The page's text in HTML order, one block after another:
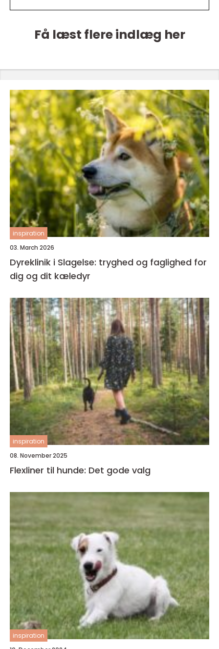
Få læst flere indlæg her
inspiration
03. March 2026
Dyreklinik i Slagelse: tryghed og faglighed for
dig og dit kæledyr
inspiration
08. November 2025
Flexliner til hunde: Det gode valg
inspiration